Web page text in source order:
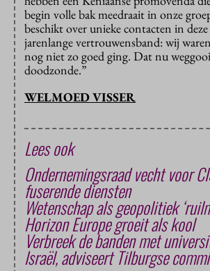
begin volle bak meedraait in onze
beschikt over unieke contacten in
jarenlange vertrouwensband: wij
nog niet zo goed ging. Dat nu
doodzonde.”
WELMOED VISSER
Lees ook
Ondernemingsraad vecht voor
fuserende diensten
Wetenschap als geopolitiek
Horizon Europe groeit als kool
Verbreek de banden met
Israël, adviseert Tilburgse